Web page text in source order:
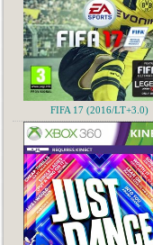
FIFA 17 (2016/LT+3.0)